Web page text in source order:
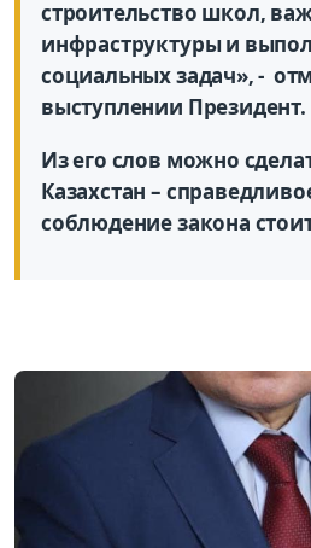
строительство школ,
инфраструктуры и
социальных задач», -
выступлении Президент.
Из его слов можно
Казахстан –
соблюдение закона